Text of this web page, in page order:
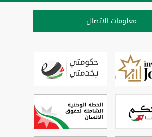
معلومات الاتصال